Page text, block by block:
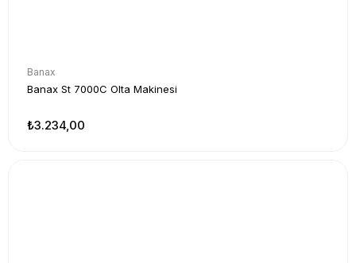
Banax
Banax St 7000C Olta Makinesi
₺3.234,00